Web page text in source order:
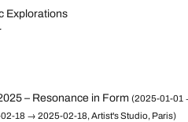
Explorations
– Resonance in Form (2025-01-01
18 → 2025-02-18, Artist's Studio, Paris)